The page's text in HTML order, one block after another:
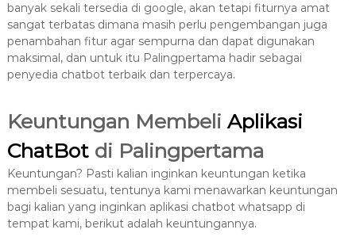
banyak sekali tersedia di google, akan tetapi fiturnya amat
sangat terbatas dimana masih perlu pengembangan juga
penambahan fitur agar sempurna dan dapat digunakan
maksimal, dan untuk itu Palingpertama hadir sebagai
penyedia chatbot terbaik dan terpercaya.
Keuntungan Membeli Aplikasi
ChatBotdi Palingpertama
Keuntungan? Pasti kalian inginkan keuntungan ketika
membeli sesuatu, tentunya kami menawarkan keuntungan
bagi kalian yang inginkan aplikasi chatbot whatsapp di
tempat kami, berikut adalah keuntungannya.